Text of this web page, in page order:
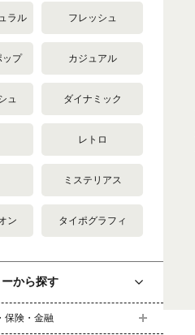
ラル フレッシュ
ップ カジュアル
ュ ダイナミック
レトロ
ミステリアス
ン タイポグラフィ
から探す
保険・金融